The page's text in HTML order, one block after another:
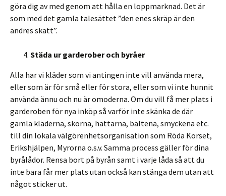
göra dig av med genom att hålla en loppmarknad. Det är
som med det gamla talesättet ”den enes skräp är den
andres skatt”.
Städa ur garderober och byråer
Alla har vi kläder som vi antingen inte vill använda mera,
eller som är för små eller för stora, eller som vi inte hunnit
använda ännu och nu är omoderna. Om du vill få mer plats i
garderoben för nya inköp så varför inte skänka de där
gamla kläderna, skorna, hattarna, bältena, smyckena etc.
till din lokala välgörenhetsorganisation som Röda Korset,
Erikshjälpen, Myrorna o.s.v. Samma process gäller för dina
byrålådor. Rensa bort på byrån samt i varje låda så att du
inte bara får mer plats utan också kan stänga dem utan att
något sticker ut.